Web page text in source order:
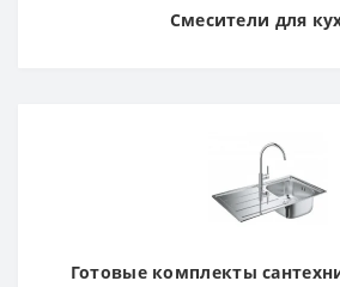
Смесители для
Готовые комплекты